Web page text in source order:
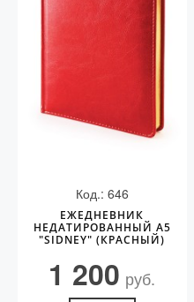
Код.: 646
ЕЖЕДНЕВНИК
НЕДАТИРОВАННЫЙ А5
"SIDNEY" (КРАСНЫЙ)
1 200 руб.